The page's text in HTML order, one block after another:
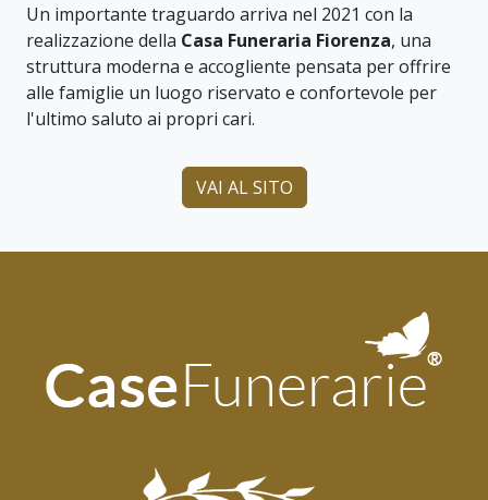
Un importante traguardo arriva nel 2021 con la
realizzazione della Casa Funeraria Fiorenza, una
struttura moderna e accogliente pensata per offrire
alle famiglie un luogo riservato e confortevole per
l'ultimo saluto ai propri cari.
VAI AL SITO